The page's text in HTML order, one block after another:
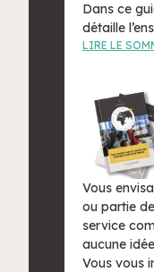
Dans ce
détaille
prendre en
LIRE LE
Vous
ou partie
service
aucune
Vous vous